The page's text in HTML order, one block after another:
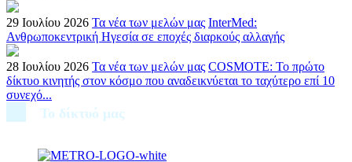
29 Ιουλίου 2026 Τα νέα των μελών μας InterMed:
Ανθρωποκεντρική Ηγεσία σε εποχές διαρκούς αλλαγής
28 Ιουλίου 2026 Τα νέα των μελών μας COSMOTE: Το πρώτο
δίκτυο κινητής στον κόσμο που αναδεικνύεται το ταχύτερο επί 10
συνεχό...
Το δίκτυό μας